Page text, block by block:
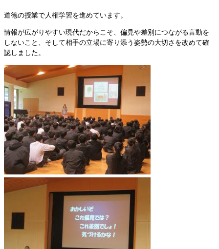
道徳の授業で人権学習を進めています。
情報が広がりやすい現代だからこそ、偏見や差別につながる言動を
しないこと、そして相手の立場に寄り添う姿勢の大切さを改めて確
認しました。